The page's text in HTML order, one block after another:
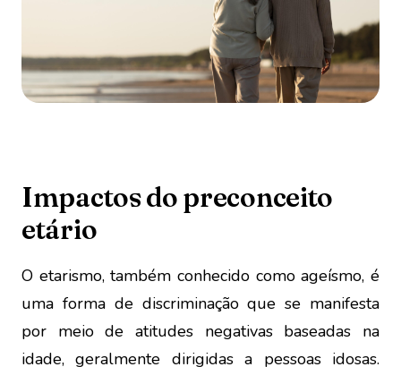
Impactos do preconceito
etário
O etarismo, também conhecido como ageísmo, é
uma forma de discriminação que se manifesta
por meio de atitudes negativas baseadas na
idade, geralmente dirigidas a pessoas idosas.